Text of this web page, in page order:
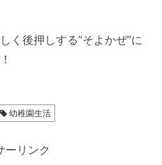
く後押しする”そよかぜ”に
幼稚園生活
ーリンク